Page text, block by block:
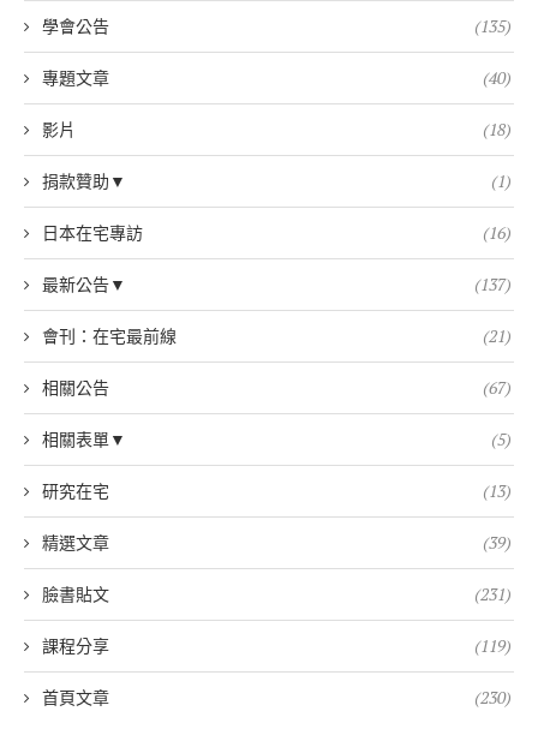
學會公告 (135)
專題文章 (40)
影片 (18)
捐款贊助▼ (1)
日本在宅專訪 (16)
最新公告▼ (137)
會刊：在宅最前線 (21)
相關公告 (67)
相關表單▼ (5)
研究在宅 (13)
精選文章 (39)
臉書貼文 (231)
課程分享 (119)
首頁文章 (230)